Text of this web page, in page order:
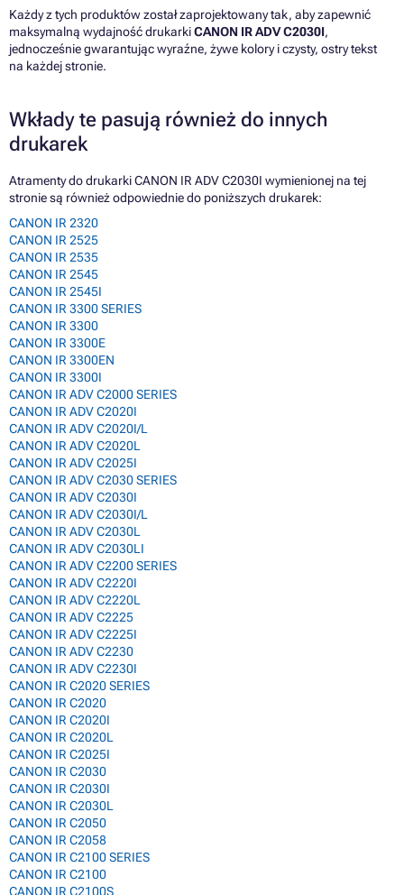
Każdy z tych produktów został zaprojektowany tak, aby zapewnić
maksymalną wydajność drukarkiCANON IR ADV C2030I,
jednocześnie gwarantując wyraźne, żywe kolory i czysty, ostry tekst
na każdej stronie.
Wkłady te pasują również do innych
drukarek
Atramenty do drukarki CANON IR ADV C2030I wymienionej na tej
stronie są również odpowiednie do poniższych drukarek:
CANON IR 2320
CANON IR 2525
CANON IR 2535
CANON IR 2545
CANON IR 2545I
CANON IR 3300 SERIES
CANON IR 3300
CANON IR 3300E
CANON IR 3300EN
CANON IR 3300I
CANON IR ADV C2000 SERIES
CANON IR ADV C2020I
CANON IR ADV C2020I/L
CANON IR ADV C2020L
CANON IR ADV C2025I
CANON IR ADV C2030 SERIES
CANON IR ADV C2030I
CANON IR ADV C2030I/L
CANON IR ADV C2030L
CANON IR ADV C2030LI
CANON IR ADV C2200 SERIES
CANON IR ADV C2220I
CANON IR ADV C2220L
CANON IR ADV C2225
CANON IR ADV C2225I
CANON IR ADV C2230
CANON IR ADV C2230I
CANON IR C2020 SERIES
CANON IR C2020
CANON IR C2020I
CANON IR C2020L
CANON IR C2025I
CANON IR C2030
CANON IR C2030I
CANON IR C2030L
CANON IR C2050
CANON IR C2058
CANON IR C2100 SERIES
CANON IR C2100
CANON IR C2100S